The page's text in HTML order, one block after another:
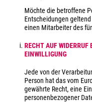
Möchte die betroffene
Entscheidungen
einen Mitarbeiter des
RECHT AUF
EINWILLIGUNG
Jede von der
Person hat das vom
gewährte Recht, eine
personenbezogener